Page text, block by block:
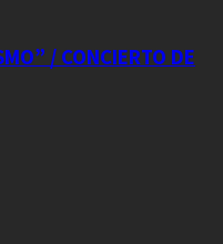
/ CONCIERTO DE